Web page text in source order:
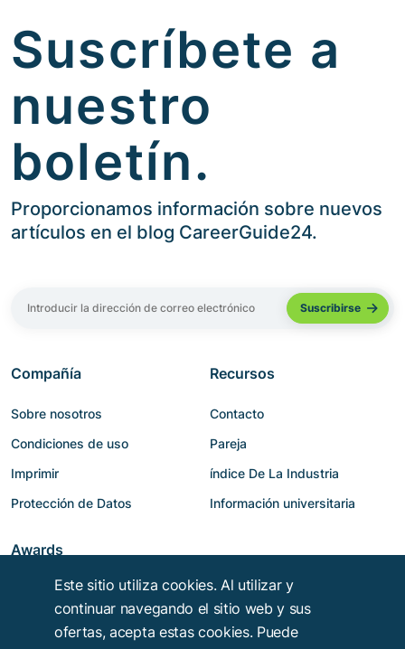
Suscríbete a
nuestro
boletín.
Proporcionamos información sobre nuevos
artículos en el blog CareerGuide24.
Compañía
Sobre nosotros
Condiciones de uso
Imprimir
Protección de Datos
Recursos
Contacto
Pareja
índice De La Industria
Información universitaria
Awards
Este sitio utiliza cookies. Al utilizar y
continuar navegando el sitio web y sus
ofertas, acepta estas cookies. Puede